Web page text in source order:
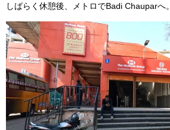
しばらく休憩後、メトロでBadi Chauparへ。